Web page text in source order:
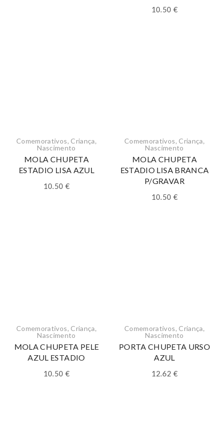
10.50 €
Comemorativos, Criança,
Nascimento
MOLA CHUPETA
ESTADIO LISA AZUL
10.50 €
Comemorativos, Criança,
Nascimento
MOLA CHUPETA
ESTADIO LISA BRANCA
P/GRAVAR
10.50 €
Comemorativos, Criança,
Nascimento
MOLA CHUPETA PELE
AZUL ESTADIO
10.50 €
Comemorativos, Criança,
Nascimento
PORTA CHUPETA URSO
AZUL
12.62 €